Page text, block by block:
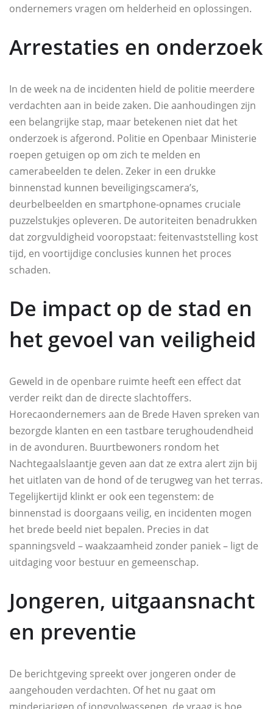
ondernemers vragen om helderheid en oplossingen.
Arrestaties en onderzoek
In de week na de incidenten hield de politie meerdere
verdachten aan in beide zaken. Die aanhoudingen zijn
een belangrijke stap, maar betekenen niet dat het
onderzoek is afgerond. Politie en Openbaar Ministerie
roepen getuigen op om zich te melden en
camerabeelden te delen. Zeker in een drukke
binnenstad kunnen beveiligingscamera’s,
deurbelbeelden en smartphone-opnames cruciale
puzzelstukjes opleveren. De autoriteiten benadrukken
dat zorgvuldigheid vooropstaat: feitenvaststelling kost
tijd, en voortijdige conclusies kunnen het proces
schaden.
De impact op de stad en
het gevoel van veiligheid
Geweld in de openbare ruimte heeft een effect dat
verder reikt dan de directe slachtoffers.
Horecaondernemers aan de Brede Haven spreken van
bezorgde klanten en een tastbare terughoudendheid
in de avonduren. Buurtbewoners rondom het
Nachtegaalslaantje geven aan dat ze extra alert zijn bij
het uitlaten van de hond of de terugweg van het terras.
Tegelijkertijd klinkt er ook een tegenstem: de
binnenstad is doorgaans veilig, en incidenten mogen
het brede beeld niet bepalen. Precies in dat
spanningsveld – waakzaamheid zonder paniek – ligt de
uitdaging voor bestuur en gemeenschap.
Jongeren, uitgaansnacht
en preventie
De berichtgeving spreekt over jongeren onder de
aangehouden verdachten. Of het nu gaat om